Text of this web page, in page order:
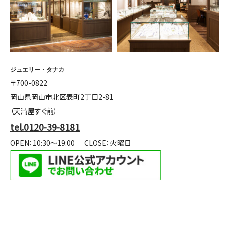
ジュエリー・タナカ
〒700-0822
岡山県岡山市北区表町2丁目2-81
（天満屋すぐ前）
tel.0120-39-8181
OPEN：10:30～19:00 CLOSE：火曜日